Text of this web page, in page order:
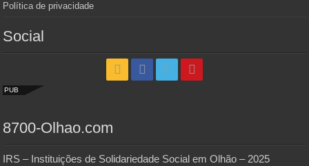
Política de privacidade
Social
PUB
8700-Olhao.com
IRS – Instituições de Solidariedade Social em Olhão – 2025